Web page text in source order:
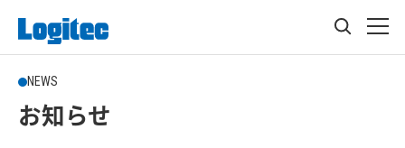
NEWS
お知らせ